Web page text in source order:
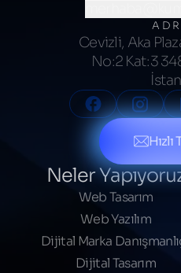
Cevizli, Aka
No:2 Kat:3
Hızlı
Neler
Web Tasarım
Web Yazılım
Dijital Marka
Dijital Tasarım